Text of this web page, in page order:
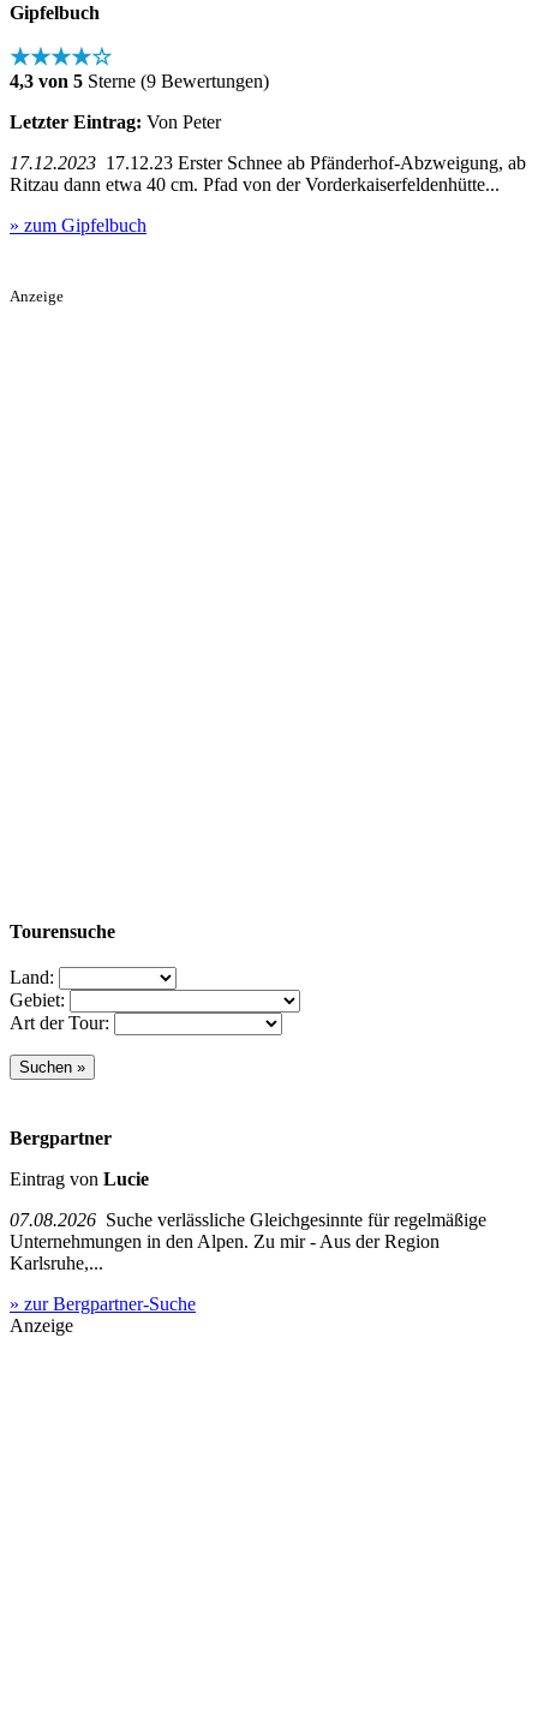
Gipfelbuch
★★★★☆
4,3 von 5 Sterne (9 Bewertungen)
Letzter Eintrag: Von Peter
17.12.2023 17.12.23 Erster Schnee ab Pfänderhof-Abzweigung, ab
Ritzau dann etwa 40 cm. Pfad von der Vorderkaiserfeldenhütte...
» zum Gipfelbuch
Anzeige
Tourensuche
Land:
Gebiet:
Art der Tour:
Bergpartner
Eintrag von Lucie
07.08.2026 Suche verlässliche Gleichgesinnte für regelmäßige
Unternehmungen in den Alpen. Zu mir - Aus der Region
Karlsruhe,...
» zur Bergpartner-Suche
Anzeige